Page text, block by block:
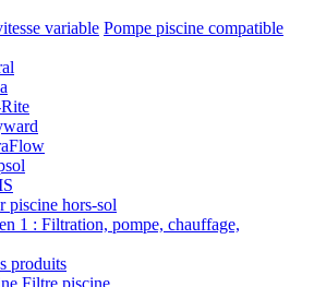
variable Pompe piscine compatible
piscine hors-sol
1 : Filtration, pompe, chauffage,
produits
Filtre piscine